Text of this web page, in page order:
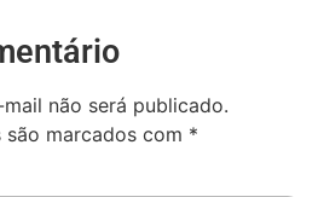
não será publicado.
marcados com *